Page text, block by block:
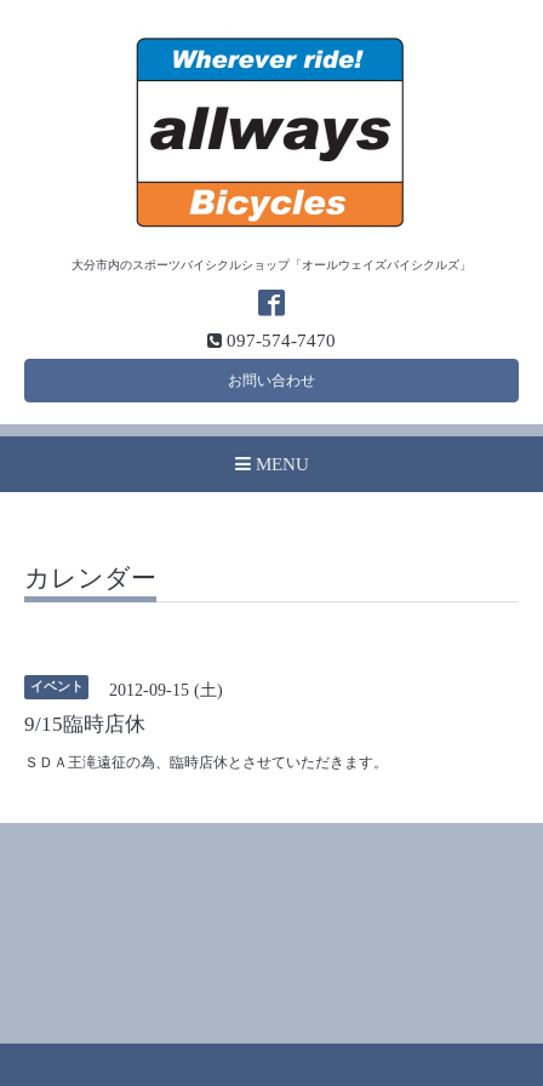
大分市内のスポーツバイシクルショップ「オールウェイズバイシクルズ」
097-574-7470
お問い合わせ
MENU
カレンダー
イベント 2012-09-15 (土)
9/15臨時店休
ＳＤＡ王滝遠征の為、臨時店休とさせていただきます。